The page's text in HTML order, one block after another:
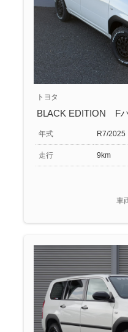
トヨタ
BLACK EDITION F
年式 R7/2025
走行 9km
車